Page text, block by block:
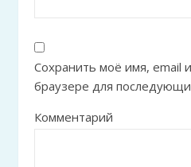
Сохранить моё имя, email
браузере для
Комментарий